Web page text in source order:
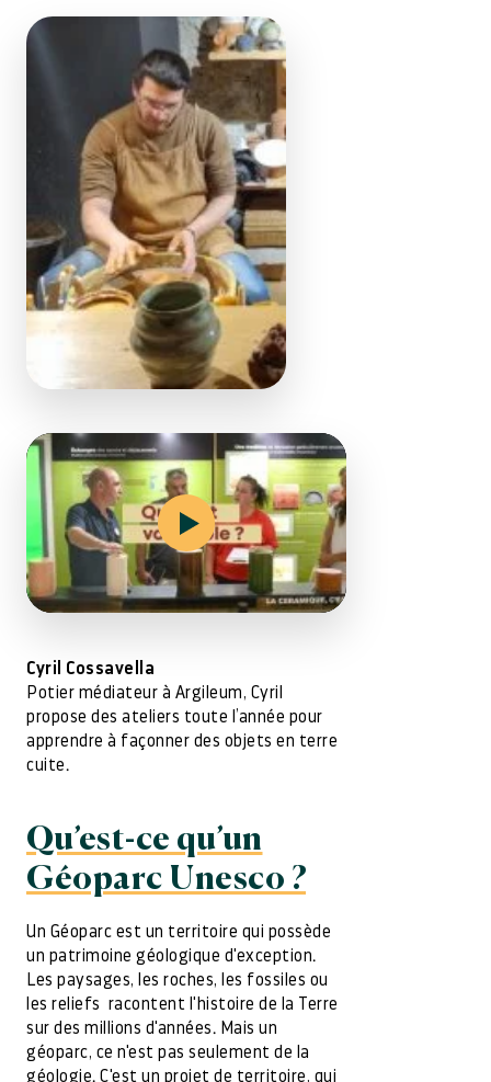
Cyril Cossavella
Potier médiateur à Argileum, Cyril
propose des ateliers toute l’année pour
apprendre à façonner des objets en terre
cuite.
Qu’est-ce qu’un
Géoparc Unesco ?
Un Géoparc est un territoire qui possède
un patrimoine géologique d'exception.
Les paysages, les roches, les fossiles ou
les reliefs racontent l'histoire de la Terre
sur des millions d'années. Mais un
géoparc, ce n'est pas seulement de la
géologie. C'est un projet de territoire, qui